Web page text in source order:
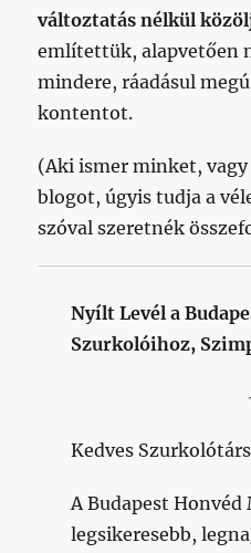
változtatás nélkül
említettük, alapvetően
mindere, ráadásul
kontentot.
(Aki ismer minket, vagy
blogot, úgyis tudja a
szóval szeretnék
Nyílt Levél a
Szurkolóihoz,
Kedves
A Budapest
legsikeresebb,